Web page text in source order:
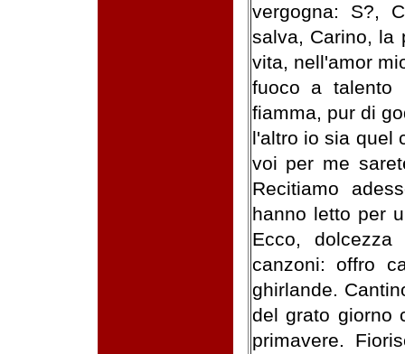
vergogna: S?,
salva, Carino, la
vita, nell'amor
fuoco a talento
fiamma, pur di
l'altro io sia quel
voi per me
Recitiamo
hanno letto per
Ecco,
canzoni: offro
ghirlande.
del grato giorno
primavere.